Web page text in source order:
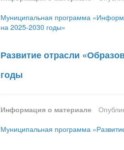
Муниципальная программа
на 2025-2030 годы»
Развитие отрасли
годы
Информация о материале
Муниципальная программа